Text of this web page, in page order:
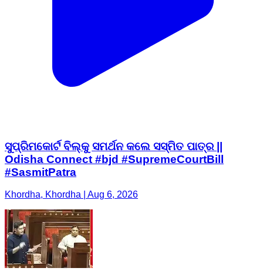
ସୁପ୍ରିମକୋର୍ଟ ବିଲ୍‌କୁ ସମର୍ଥନ କଲେ ସସ୍ମିତ ପାତ୍ର ||
Odisha Connect #bjd #SupremeCourtBill
#SasmitPatra
Khordha, Khordha | Aug 6, 2026